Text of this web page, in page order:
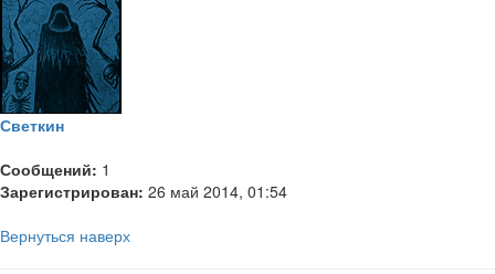
Светкин
Сообщений: 1
Зарегистрирован: 26 май 2014, 01:54
Вернуться наверх